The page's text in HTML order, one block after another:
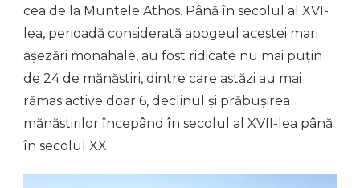
cea de la Muntele Athos. Până în secolul al XVI-
lea, perioadă considerată apogeul acestei mari
așezări monahale, au fost ridicate nu mai puțin
de 24 de mănăstiri, dintre care astăzi au mai
rămas active doar 6, declinul și prăbușirea
mănăstirilor începând în secolul al XVII-lea până
în secolul XX.